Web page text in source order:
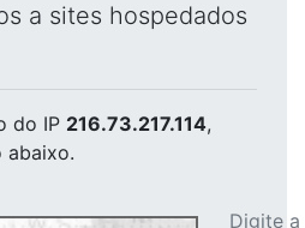
a sites hospedados
do IP 216.73.217.114,
abaixo.
Digite